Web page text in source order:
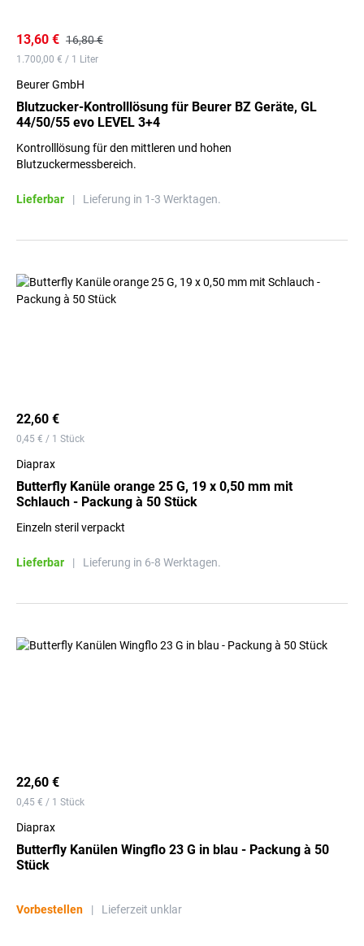
13,60 € 16,80 €
1.700,00 € / 1 Liter
Beurer GmbH
Blutzucker-Kontrolllösung für Beurer BZ Geräte, GL
44/50/55 evo LEVEL 3+4
Kontrolllösung für den mittleren und hohen
Blutzuckermessbereich.
Lieferbar | Lieferung in 1-3 Werktagen.
22,60 €
0,45 € / 1 Stück
Diaprax
Butterfly Kanüle orange 25 G, 19 x 0,50 mm mit
Schlauch - Packung à 50 Stück
Einzeln steril verpackt
Lieferbar | Lieferung in 6-8 Werktagen.
22,60 €
0,45 € / 1 Stück
Diaprax
Butterfly Kanülen Wingflo 23 G in blau - Packung à 50
Stück
Vorbestellen | Lieferzeit unklar